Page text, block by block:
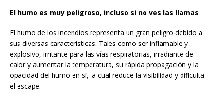
El humo es muy peligroso, incluso si no ves las llamas
El humo de los incendios representa un gran peligro debido a
sus diversas características. Tales como ser inflamable y
explosivo, irritante para las vías respiratorias, irradiante de
calor y aumentar la temperatura, su rápida propagación y la
opacidad del humo en sí, la cual reduce la visibilidad y dificulta
el escape.